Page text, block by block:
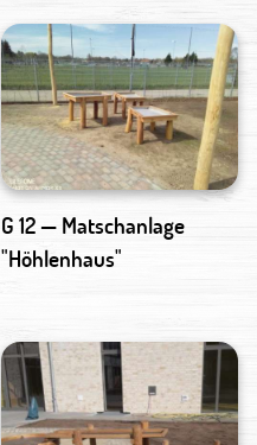
G 12 — Matschanlage
"Höhlenhaus"